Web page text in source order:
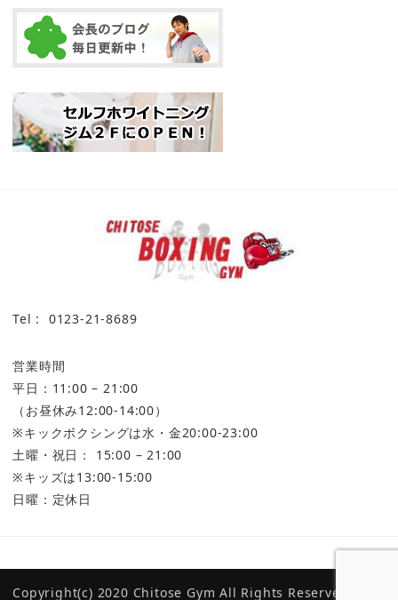
Tel : 0123-21-8689
営業時間
平日：11:00 – 21:00
（お昼休み12:00-14:00）
※キックボクシングは水・金20:00-23:00
土曜・祝日： 15:00 – 21:00
※キッズは13:00-15:00
日曜：定休日
CKBC（千歳キックボクシング クラブ） マス・ボ
Copyright(c) 2020 Chitose Gym All Rights Reserved.